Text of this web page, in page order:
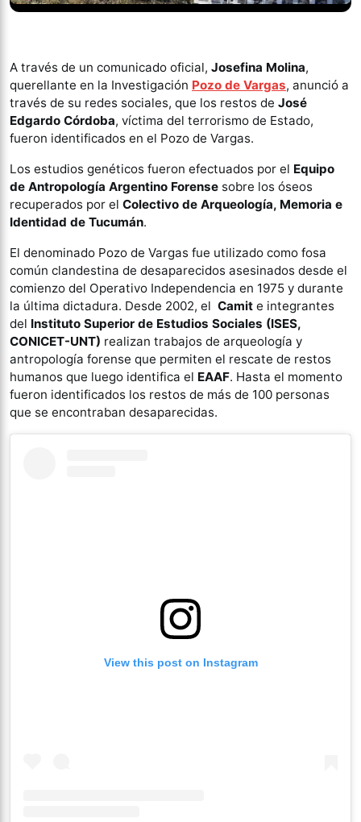
A través de un comunicado oficial, Josefina Molina,
querellante en la Investigación Pozo de Vargas, anunció a
través de su redes sociales, que los restos de José
Edgardo Córdoba, víctima del terrorismo de Estado,
fueron identificados en el Pozo de Vargas.
Los estudios genéticos fueron efectuados por el Equipo
de Antropología Argentino Forense sobre los óseos
recuperados por el Colectivo de Arqueología, Memoria e
Identidad de Tucumán.
El denominado Pozo de Vargas fue utilizado como fosa
común clandestina de desaparecidos asesinados desde el
comienzo del Operativo Independencia en 1975 y durante
la última dictadura. Desde 2002, el Camit e integrantes
del Instituto Superior de Estudios Sociales (ISES,
CONICET-UNT) realizan trabajos de arqueología y
antropología forense que permiten el rescate de restos
humanos que luego identifica el EAAF. Hasta el momento
fueron identificados los restos de más de 100 personas
que se encontraban desaparecidas.
View this post on Instagram